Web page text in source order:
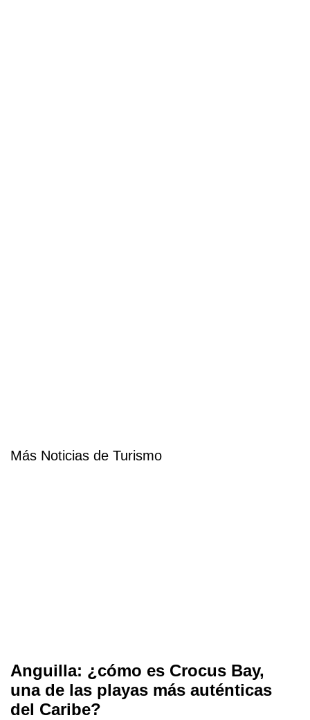
Más Noticias de Turismo
Anguilla: ¿cómo es Crocus Bay,
una de las playas más auténticas
del Caribe?